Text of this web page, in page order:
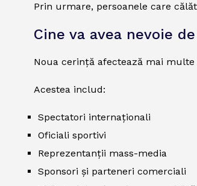
Prin urmare, persoanele care
Cine va avea nevoie
Noua cerință afectează mai
Acestea includ:
Spectatori internaționali
Oficiali sportivi
Reprezentanții mass-media
Sponsori și parteneri comerciali